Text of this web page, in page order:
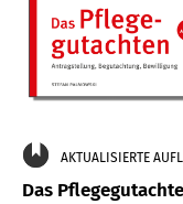
AKTUALISIERTE
Das